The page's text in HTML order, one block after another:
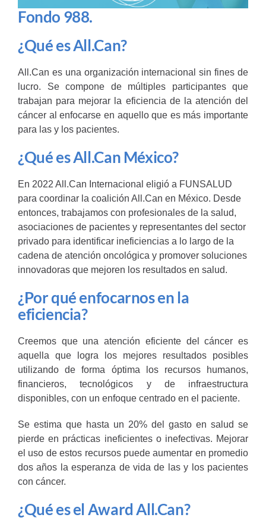
Fondo 988.
¿Qué es All.Can?
All.Can es una organización internacional sin fines de
lucro. Se compone de múltiples participantes que
trabajan para mejorar la eficiencia de la atención del
cáncer al enfocarse en aquello que es más importante
para las y los pacientes.
¿Qué es All.Can México?
En 2022 All.Can Internacional eligió a FUNSALUD
para coordinar la coalición All.Can en México. Desde
entonces, trabajamos con profesionales de la salud,
asociaciones de pacientes y representantes del sector
privado para identificar ineficiencias a lo largo de la
cadena de atención oncológica y promover soluciones
innovadoras que mejoren los resultados en salud.
¿Por qué enfocarnos en la
eficiencia?
Creemos que una atención eficiente del cáncer es
aquella que logra los mejores resultados posibles
utilizando de forma óptima los recursos humanos,
financieros, tecnológicos y de infraestructura
disponibles, con un enfoque centrado en el paciente.
Se estima que hasta un 20% del gasto en salud se
pierde en prácticas ineficientes o inefectivas. Mejorar
el uso de estos recursos puede aumentar en promedio
dos años la esperanza de vida de las y los pacientes
con cáncer.
¿Qué es el Award All.Can?